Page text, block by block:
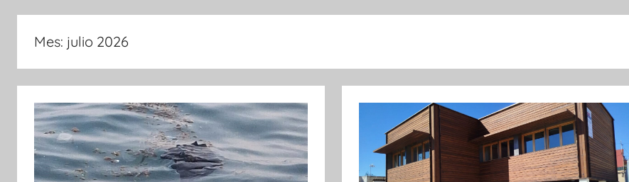
de
Cartagena
Mes: julio 2026